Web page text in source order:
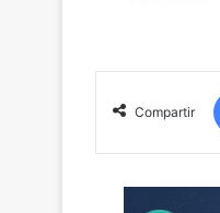
Compartir